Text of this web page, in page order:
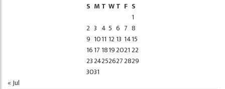
S M T WT F S
1
2 3 4 5 6 7 8
9 1011 12 13 1415
1617 1819202122
23242526272829
3031
« Jul